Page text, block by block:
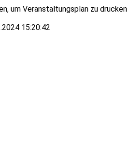
um Veranstaltungsplan zu drucken
15:20:42